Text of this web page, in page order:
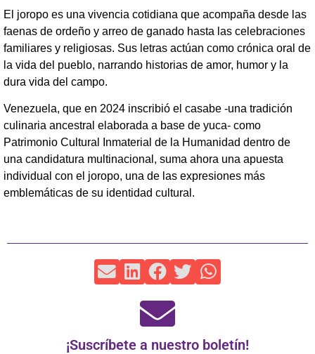
El joropo es una vivencia cotidiana que acompaña desde las
faenas de ordeño y arreo de ganado hasta las celebraciones
familiares y religiosas. Sus letras actúan como crónica oral de
la vida del pueblo, narrando historias de amor, humor y la
dura vida del campo.
Venezuela, que en 2024 inscribió el casabe -una tradición
culinaria ancestral elaborada a base de yuca- como
Patrimonio Cultural Inmaterial de la Humanidad dentro de
una candidatura multinacional, suma ahora una apuesta
individual con el joropo, una de las expresiones más
emblemáticas de su identidad cultural.
¡Suscríbete a nuestro boletín!